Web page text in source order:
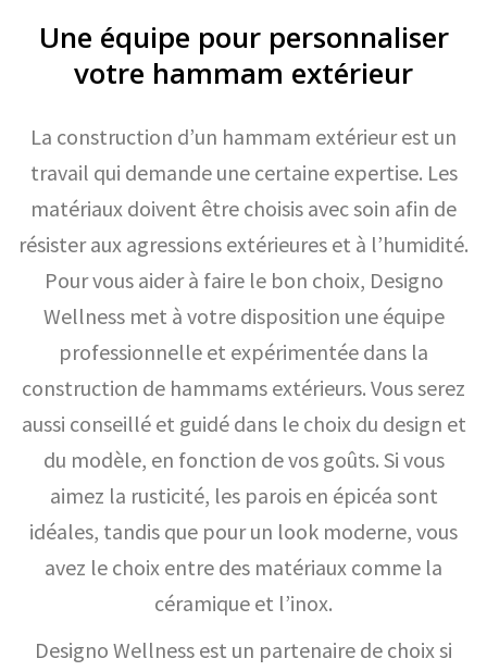
Une équipe pour personnaliser
votre hammam extérieur
La construction d’un hammam extérieur est un
travail qui demande une certaine expertise. Les
matériaux doivent être choisis avec soin afin de
résister aux agressions extérieures et à l’humidité.
Pour vous aider à faire le bon choix, Designo
Wellness met à votre disposition une équipe
professionnelle et expérimentée dans la
construction de hammams extérieurs. Vous serez
aussi conseillé et guidé dans le choix du design et
du modèle, en fonction de vos goûts. Si vous
aimez la rusticité, les parois en épicéa sont
idéales, tandis que pour un look moderne, vous
avez le choix entre des matériaux comme la
céramique et l’inox.
Designo Wellness est un partenaire de choix si